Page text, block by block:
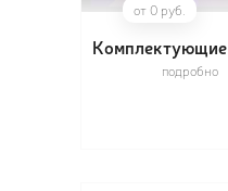
от 0 руб.
Комплектующие
подробно